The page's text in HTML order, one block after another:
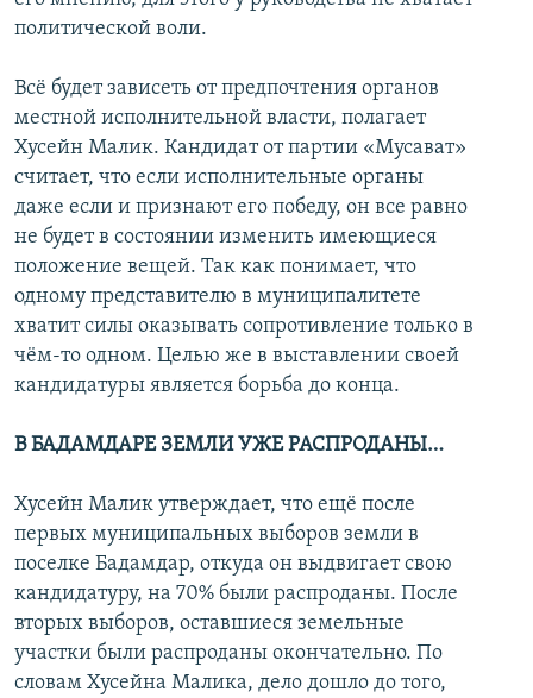
политической воли.
Всё будет зависеть от предпочтения органов
местной исполнительной власти, полагает
Хусейн Малик. Кандидат от партии «Мусават»
считает, что если исполнительные органы
даже если и признают его победу, он все равно
не будет в состоянии изменить имеющиеся
положение вещей. Так как понимает, что
одному представителю в муниципалитете
хватит силы оказывать сопротивление только в
чём-то одном. Целью же в выставлении своей
кандидатуры является борьба до конца.
В БАДАМДАРЕ ЗЕМЛИ УЖЕ РАСПРОДАНЫ…
Хусейн Малик утверждает, что ещё после
первых муниципальных выборов земли в
поселке Бадамдар, откуда он выдвигает свою
кандидатуру, на 70% были распроданы. После
вторых выборов, оставшиеся земельные
участки были распроданы окончательно. По
словам Хусейна Малика, дело дошло до того,